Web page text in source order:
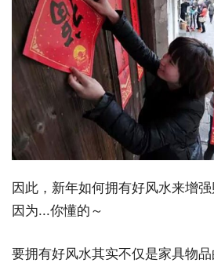
因此，新年如何拥有好风水来增
因为...你懂的～
要拥有好风水其实不仅是家具物